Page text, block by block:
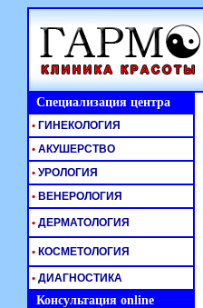
Специализация центра
• ГИНЕКОЛОГИЯ
• АКУШЕРСТВО
• УРОЛОГИЯ
• ВЕНЕРОЛОГИЯ
• ДЕРМАТОЛОГИЯ
• КОСМЕТОЛОГИЯ
• ДИАГНОСТИКА
Консультация online